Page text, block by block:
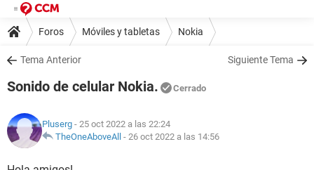
Foros Móviles y tabletas Nokia
Tema Anterior Siguiente Tema
Sonido de celular Nokia. Cerrado
Pluserg - 25 oct 2022 a las 22:24
TheOneAboveAll - 26 oct 2022 a las 14:56